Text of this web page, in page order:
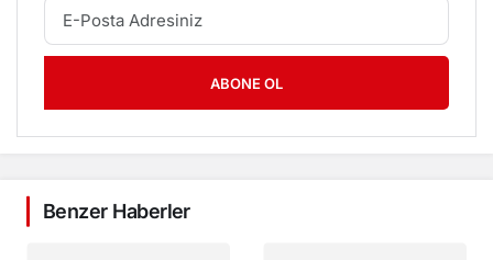
ABONE OL
Benzer Haberler